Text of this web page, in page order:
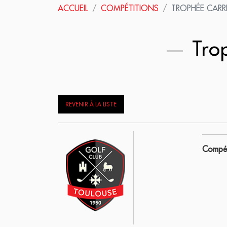
ACCUEIL COMPÉTITIONS TROPHÉE
REVENIR À LA LISTE